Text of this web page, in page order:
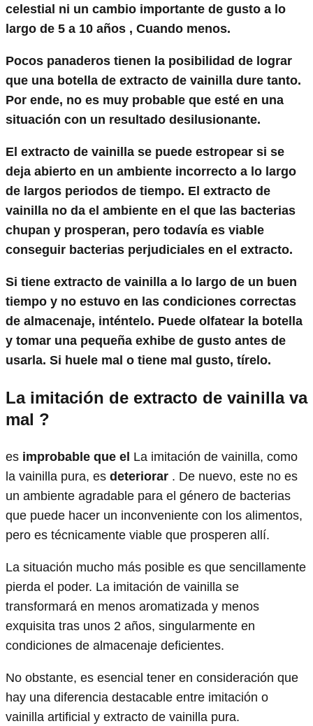
celestial ni un cambio importante de gusto a lo
largo de 5 a 10 años , Cuando menos.
Pocos panaderos tienen la posibilidad de lograr
que una botella de extracto de vainilla dure tanto.
Por ende, no es muy probable que esté en una
situación con un resultado desilusionante.
El extracto de vainilla se puede estropear si se
deja abierto en un ambiente incorrecto a lo largo
de largos periodos de tiempo. El extracto de
vainilla no da el ambiente en el que las bacterias
chupan y prosperan, pero todavía es viable
conseguir bacterias perjudiciales en el extracto.
Si tiene extracto de vainilla a lo largo de un buen
tiempo y no estuvo en las condiciones correctas
de almacenaje, inténtelo. Puede olfatear la botella
y tomar una pequeña exhibe de gusto antes de
usarla. Si huele mal o tiene mal gusto, tírelo.
La imitación de extracto de vainilla va
mal ?
es improbable que el La imitación de vainilla, como
la vainilla pura, es deteriorar . De nuevo, este no es
un ambiente agradable para el género de bacterias
que puede hacer un inconveniente con los alimentos,
pero es técnicamente viable que prosperen allí.
La situación mucho más posible es que sencillamente
pierda el poder. La imitación de vainilla se
transformará en menos aromatizada y menos
exquisita tras unos 2 años, singularmente en
condiciones de almacenaje deficientes.
No obstante, es esencial tener en consideración que
hay una diferencia destacable entre imitación o
vainilla artificial y extracto de vainilla pura.